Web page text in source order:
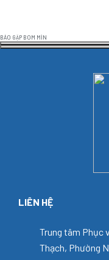
BÁO GẶP BOM MÌN
LIÊN HỆ
Trung tâm Phục
Thạch, Phường